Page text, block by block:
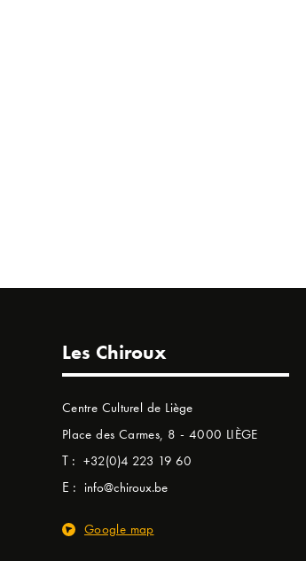
Les Chiroux
Centre Culturel de Liège
Place des Carmes, 8 - 4000 LIÈGE
T : +32(0)4 223 19 60
E : info@chiroux.be
Google map